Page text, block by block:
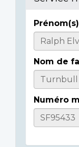
Details
Prénom(s)
Nom de
Numéro